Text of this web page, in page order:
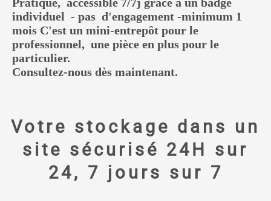
individuel - pas d'engagement -minimum 1
mois C'est un mini-entrepôt pour le
professionnel, une pièce en plus pour le
particulier.
Consultez-nous dès maintenant.
Votre stockage dans un
site sécurisé 24H sur
24, 7 jours sur 7